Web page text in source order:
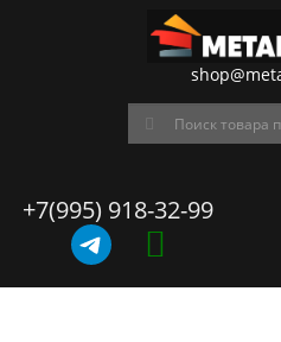
+7(995) 918-32-99